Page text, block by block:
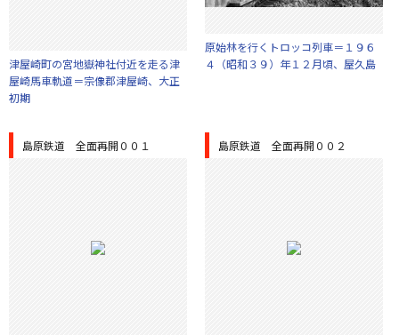
津屋崎町の宮地嶽神社付近を走る津
屋崎馬車軌道＝宗像郡津屋崎、大正
初期
原始林を行くトロッコ列車＝１９６
４（昭和３９）年１２月頃、屋久島
島原鉄道 全面再開００１ 島原鉄道 全面再開００２